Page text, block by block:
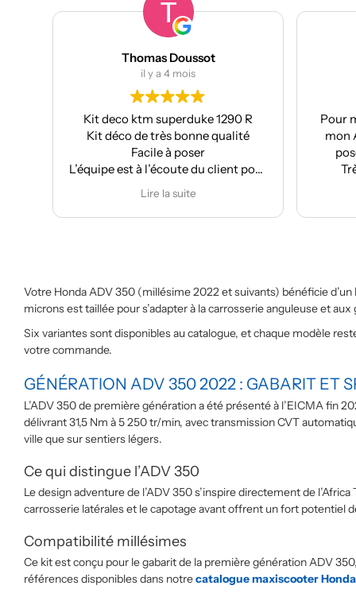
Thomas Doussot
il y a 4 mois
Kit deco ktm superduke 1290 R
Kit déco de très bonne qualité
Facile à poser
L’équipe est à l’écoute du client pour
effectuer des modifications
Lire la suite
Pour ma
mon
pose
Très
Votre Honda ADV 350 (millésime 2022 et suivants) bénéficie
microns est taillée pour s’adapter à la carrosserie anguleuse et
Six variantes sont disponibles au catalogue, et chaque modèle
votre commande.
GÉNÉRATION ADV 350 2022 : GABARIT ET
L’ADV 350 de première génération a été présenté à l’EICMA fin
délivrant 31,5 Nm à 5 250 tr/min, avec transmission CVT
ville que sur sentiers légers.
Ce qui distingue l’ADV 350
Le design adventure de l’ADV 350 s’inspire directement de
carrosserie latérales et le capotage avant offrent un fort potentiel
Compatibilité millésimes
Ce kit est conçu pour le gabarit de la première génération ADV
références disponibles dans notrecatalogue maxiscooter Honda